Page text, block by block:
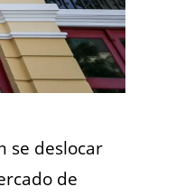
se deslocar
de